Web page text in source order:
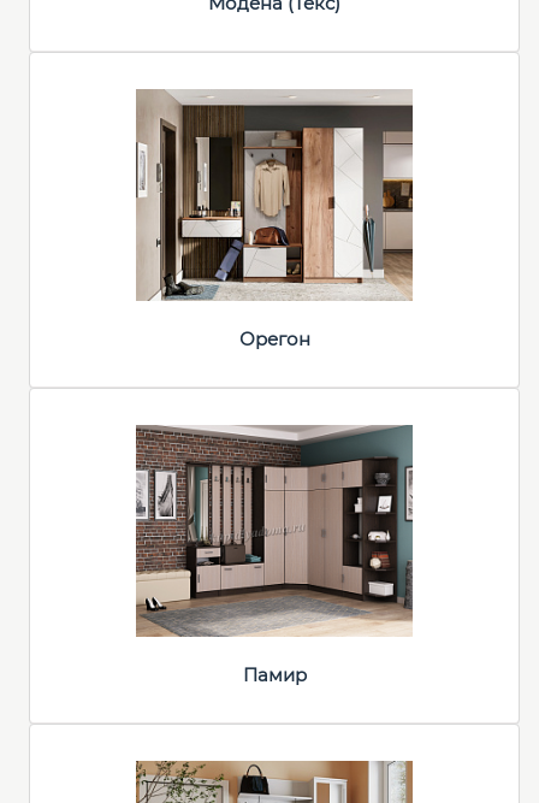
Орегон
Памир